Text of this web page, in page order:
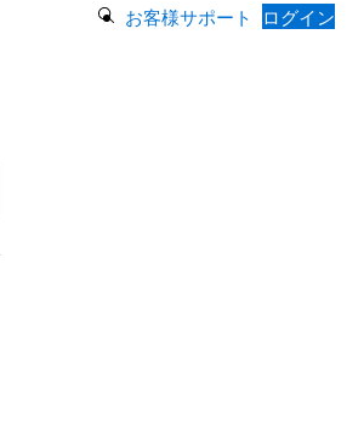
Search Button
お客様サポート ログイン